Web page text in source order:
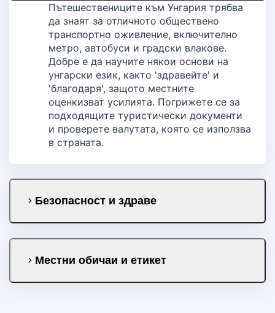
Пътешествениците към Унгария трябва
да знaят за отличното обществено
транспортно оживление, включително
метро, автобуси и градски влакове.
Добре е да научите някои основи на
унгарски език, както 'здравейте' и
'благодаря', защото местните
оценкизват усилията. Погрижете се за
подходящите туристически документи
и проверете валутата, която се използва
в страната.
Безопасност и здраве
Местни обичаи и етикет